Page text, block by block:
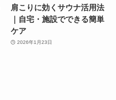
肩こりに効くサウナ活用法
｜自宅・施設でできる簡単
ケア
2026年1月23日